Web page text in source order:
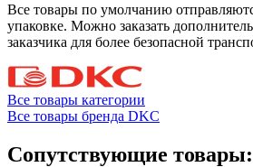
Все товары по умолчанию
упаковке. Можно заказать
заказчика для более безопасной
Все товары категории
Все товары бренда DKC
Сопутствующие товары: